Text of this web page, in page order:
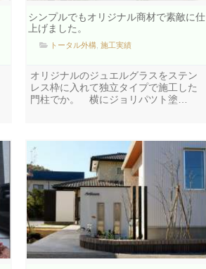
シンプルでもオリジナル商材で素敵に仕
上げました。
トータル外構, 施工実績
オリジナルのジュエルグラスをステン
レス枠に入れて独立タイプで施工した
門柱でか。 横にジョリパツト塗…